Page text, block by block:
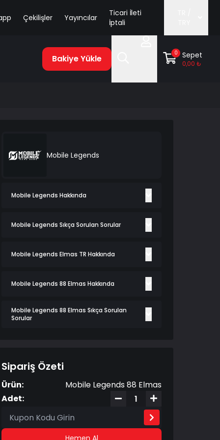
Çekilişler Yayıncılar
Ticari İleti
İptali
Bakiye Yükle
0 Sepet
0,00 ₺
Mobile Legends
Mobile Legends Hakkında
Mobile Legends Sıkça Sorulan Sorular
Mobile Legends Elmas TR Hakkında
Mobile Legends 88 Elmas Hakkında
Mobile Legends 88 Elmas Sıkça Sorulan
Sorular
Sipariş Özeti
Ürün:
Mobile Legends 88 Elmas
Adet:
Hemen Al